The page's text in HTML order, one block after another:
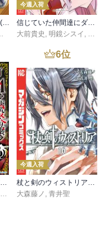
異世界居酒屋「のぶ」(22)
,転
今週入荷
信じていた仲間達にダンジョン奥地で殺されかけたがギフト『無限ガチャ』でレベル９９９９の仲間達を手に入れて元パーティーメンバーと世界に復讐＆『ざまぁ！』します！（２３）
大前貴史 , 明鏡シスイ , ｔ
町人Ａは悪役令嬢をどうしても救いたい ～どぶと空と氷の姫君～１０【電子書店共通特典イラスト付】
Parum
6位
今週入荷
杖と剣のウィストリア（１６）
大森藤ノ , 青井聖